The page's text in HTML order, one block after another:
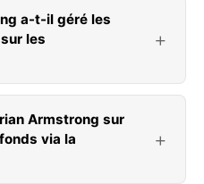
a-t-il géré les
les
Armstrong sur
via la